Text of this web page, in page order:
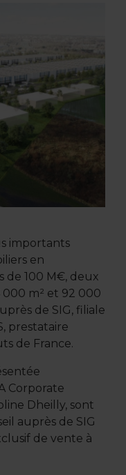
importants
en
de 100 M€, deux
m² et 92 000
de SIG, filiale
prestataire
de France.
Corporate
Dheilly, sont
auprès de SIG
de vente à